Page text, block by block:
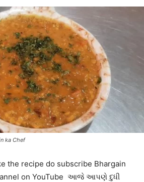
ka Chef
the recipe do subscribe Bhargain
on YouTube આજે આપણે દુધી